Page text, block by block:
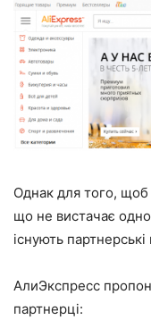
Однак для того, щоб
що не вистачає
існують
АлиЭкспресс
партнерці: